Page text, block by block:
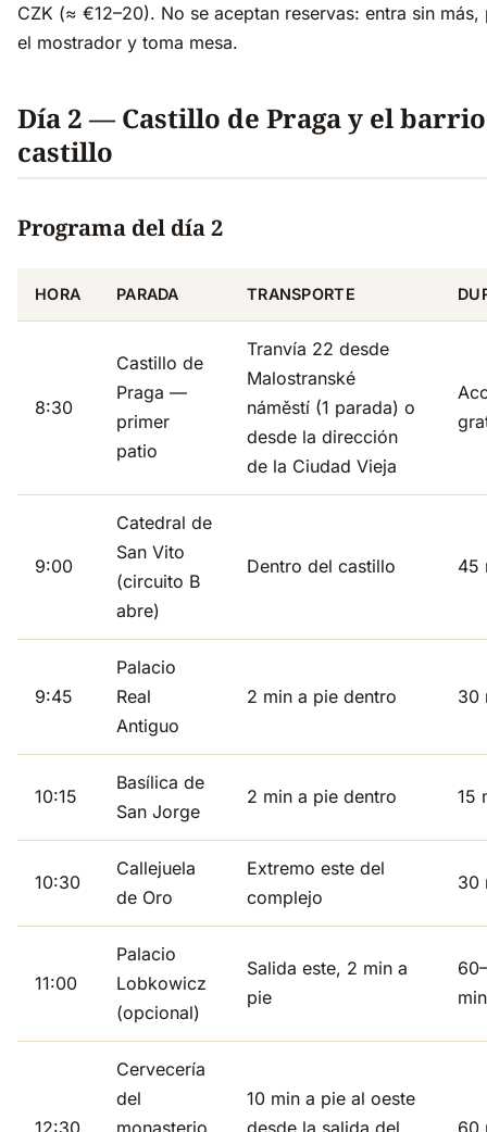
CZK (≈ €12–20). No se aceptan reservas: entra sin más,
el mostrador y toma mesa.
Día 2 — Castillo de Praga y el
castillo
Programa del día 2
HORA PARADA TRANSPORTE
8:30
Castillo de
Praga —
primer
patio
Tranvía 22 desde
Malostranské
náměstí (1 parada) o
desde la dirección
de la Ciudad Vieja
9:00
Catedral de
San Vito
(circuito B
abre)
Dentro del castillo 45
9:45
Palacio
Real
Antiguo
2 min a pie dentro 30
10:15
Basílica de
San Jorge
2 min a pie dentro 15
10:30
Callejuela
de Oro
Extremo este del
complejo
30
11:00
Palacio
Lobkowicz
(opcional)
Salida este, 2 min a
pie
min
12:30
Cervecería
del
monasterio
10 min a pie al oeste
desde la salida del
60